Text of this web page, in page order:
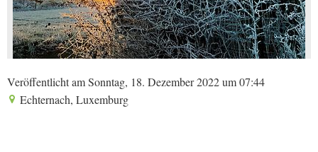
Veröffentlicht am Sonntag, 18. Dezember 2022 um 07:44
Echternach, Luxemburg